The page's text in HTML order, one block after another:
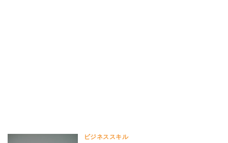
ビジネススキル